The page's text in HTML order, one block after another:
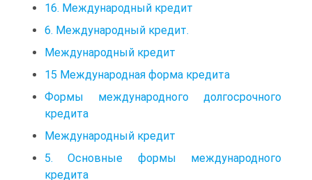
16. Международный кредит
6. Международный кредит.
Международный кредит
15 Международная форма кредита
Формы международного долгосрочного
кредита
Международный кредит
5. Основные формы международного
кредита